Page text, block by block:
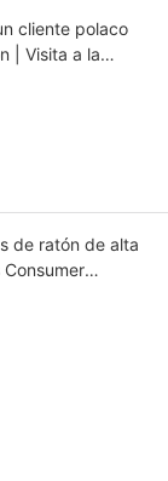
cliente polaco
| Visita a la
de ratón de alta